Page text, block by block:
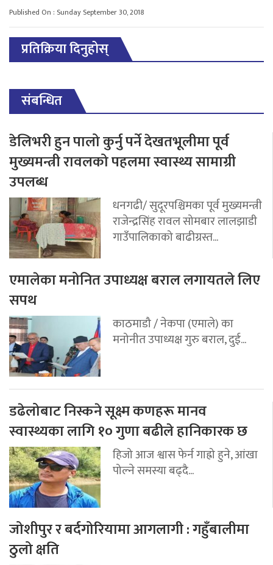
Published On : Sunday September 30, 2018
प्रतिक्रिया दिनुहोस्
संबन्धित
डेलिभरी हुन पालो कुर्नु पर्ने देखतभूलीमा पूर्व
मुख्यमन्त्री रावलको पहलमा स्वास्थ्य सामाग्री
उपलब्ध
धनगढी/ सुदूरपश्चिमका पूर्व मुख्यमन्त्री
राजेन्द्रसिंह रावल सोमबार लालझाडी
गाउँपालिकाको बाढीग्रस्त...
एमालेका मनोनित उपाध्यक्ष बराल लगायतले लिए
सपथ
काठमाडौ / नेकपा (एमाले) का
मनोनीत उपाध्यक्ष गुरु बराल, दुई...
डढेलोबाट निस्कने सूक्ष्म कणहरू मानव
स्वास्थ्यका लागि १० गुणा बढीले हानिकारक छ
हिजो आज श्वास फेर्न गाह्रो हुने, आंखा
पोल्ने समस्या बढ्दै...
जोशीपुर र बर्दगोरियामा आगलागी : गहुँबालीमा
ठुलो क्षति